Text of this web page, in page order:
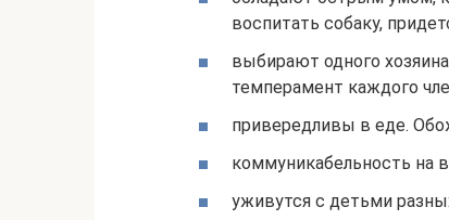
воспитать собаку,
выбирают одного
темперамент каждого
привередливы в еде.
коммуникабельность на
уживутся с детьми